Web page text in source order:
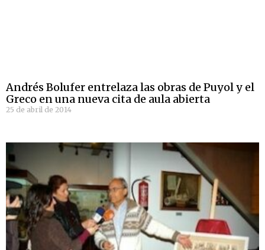
Andrés Bolufer entrelaza las obras de Puyol y el
Greco en una nueva cita de aula abierta
25 de abril de 2014